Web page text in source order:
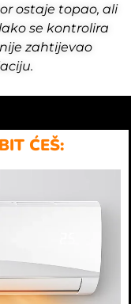
ostaje topao, ali
se kontrolira
zahtijevao
ĆEŠ: